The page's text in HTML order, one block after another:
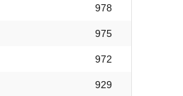
978
975
972
929